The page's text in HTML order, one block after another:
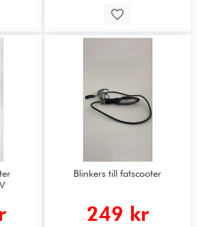
Blinkers till fatscooter
249 kr